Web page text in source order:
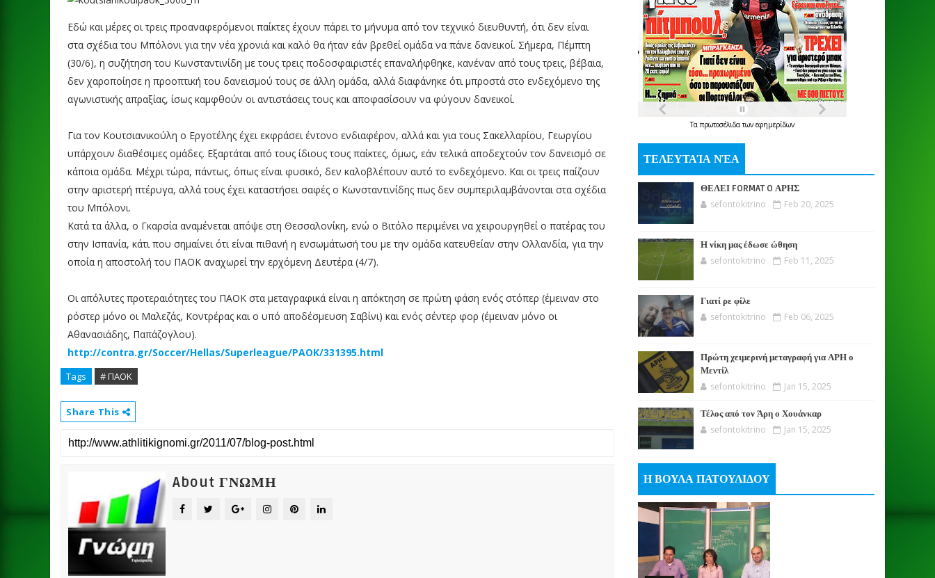
Εδώ και μέρες οι τρεις προαναφερόμενοι παίκτες έχουν πάρει το μήνυμα από τον τεχνικό διευθυντή, ότι δεν είναι
στα σχέδια του Μπόλονι για την νέα χρονιά και καλό θα ήταν εάν βρεθεί ομάδα να πάνε δανεικοί. Σήμερα, Πέμπτη
(30/6), η συζήτηση του Κωνσταντινίδη με τους τρεις ποδοσφαιριστές επαναλήφθηκε, κανέναν από τους τρεις, βέβαια,
δεν χαροποίησε η προοπτική του δανεισμού τους σε άλλη ομάδα, αλλά διαφάνηκε ότι μπροστά στο ενδεχόμενο της
αγωνιστικής απραξίας, ίσως καμφθούν οι αντιστάσεις τους και αποφασίσουν να φύγουν δανεικοί.
Για τον Κουτσιανικούλη ο Εργοτέλης έχει εκφράσει έντονο ενδιαφέρον, αλλά και για τους Σακελλαρίου, Γεωργίου
υπάρχουν διαθέσιμες ομάδες. Εξαρτάται από τους ίδιους τους παίκτες, όμως, εάν τελικά αποδεχτούν τον δανεισμό σε
κάποια ομάδα. Μέχρι τώρα, πάντως, όπως είναι φυσικό, δεν καλοβλέπουν αυτό το ενδεχόμενο. Και οι τρεις παίζουν
στην αριστερή πτέρυγα, αλλά τους έχει καταστήσει σαφές ο Κωνσταντινίδης πως δεν συμπεριλαμβάνονται στα σχέδια
του Μπόλονι.
Κατά τα άλλα, ο Γκαρσία αναμένεται απόψε στη Θεσσαλονίκη, ενώ ο Βιτόλο περιμένει να χειρουργηθεί ο πατέρας του
στην Ισπανία, κάτι που σημαίνει ότι είναι πιθανή η ενσωμάτωσή του με την ομάδα κατευθείαν στην Ολλανδία, για την
οποία η αποστολή του ΠΑΟΚ αναχωρεί την ερχόμενη Δευτέρα (4/7).
Οι απόλυτες προτεραιότητες του ΠΑΟΚ στα μεταγραφικά είναι η απόκτηση σε πρώτη φάση ενός στόπερ (έμειναν στο
ρόστερ μόνο οι Μαλεζάς, Κοντρέρας και ο υπό αποδέσμευση Σαβίνι) και ενός σέντερ φορ (έμειναν μόνο οι
Αθανασιάδης, Παπάζογλου).
http://contra.gr/Soccer/Hellas/Superleague/PAOK/331395.html
Tags # ΠΑΟΚ
Share This
About ΓΝΩΜΗ
Τα πρωτοσέλιδατων εφημερίδων
ΤΕΛΕΥΤΑΊΑ ΝΈΑ
ΘΕΛΕΙ FORMAT O ΑΡΗΣ
sefontokitrino Feb 20, 2025
Η νίκη μας έδωσε ώθηση
sefontokitrino Feb 11, 2025
Γιατί ρε φίλε
sefontokitrino Feb 06, 2025
Πρώτη χειμερινή μεταγραφή για ΑΡΗ ο
Μεντίλ
sefontokitrino Jan 15, 2025
Τέλος από τον Άρη ο Χουάνκαρ
sefontokitrino Jan 15, 2025
Η ΒΟΥΛΑ ΠΑΤΟΥΛΙΔΟΥ